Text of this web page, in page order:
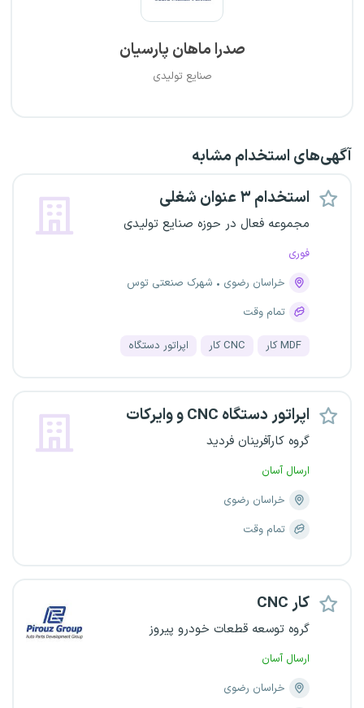
صدرا ماهان پارسیان
صنایع تولیدی
آگهی‌های استخدام مشابه
استخدام ۳ عنوان شغلی
مجموعه فعال در حوزه صنایع تولیدی
فوری
خراسان رضوی
شهرک صنعتی توس
تمام وقت
MDF کار CNC کار اپراتور دستگاه
اپراتور دستگاه CNC و وایرکات
گروه کارآفرینان فردید
ارسال آسان
خراسان رضوی
تمام وقت
CNC کار
گروه توسعه قطعات خودرو پیروز
ارسال آسان
خراسان رضوی